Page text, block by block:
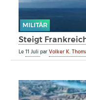
AERO-KULTUR
MILITÄR
Steigt
Le11 JuliparVolker K.